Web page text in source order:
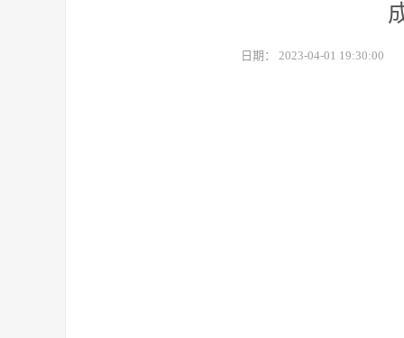
日期： 2023-04-01 19:30:00